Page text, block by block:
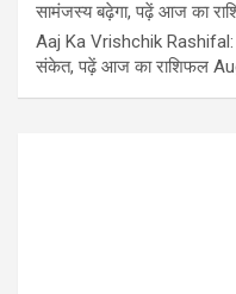
सामंजस्य बढ़ेगा, पढ़ें आज का
Aaj Ka Vrishchik Rashifal:
संकेत, पढ़ें आज का राशिफल